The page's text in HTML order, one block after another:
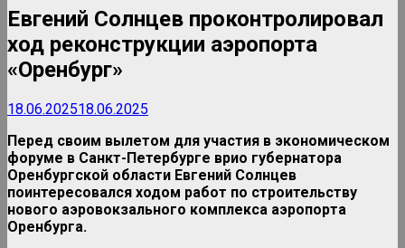
Евгений Солнцев проконтролировал
ход реконструкции аэропорта
«Оренбург»
18.06.202518.06.2025
Перед своим вылетом для участия в экономическом
форуме в Санкт-Петербурге врио губернатора
Оренбургской области Евгений Солнцев
поинтересовался ходом работ по строительству
нового аэровокзального комплекса аэропорта
Оренбурга.